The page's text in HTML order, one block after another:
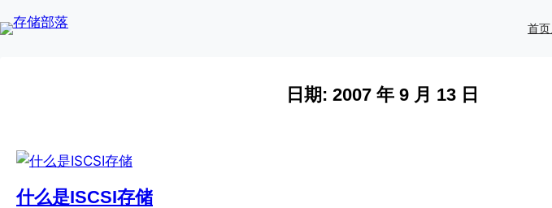
to
首页
日期: 2007 年 9 月 13 日
什么是ISCSI存储